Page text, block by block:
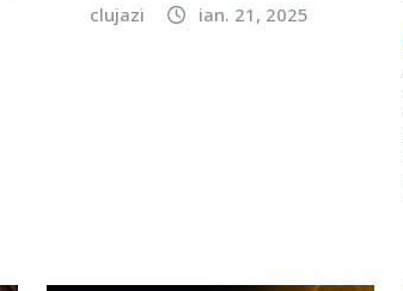
clujazi
ian. 21, 2025